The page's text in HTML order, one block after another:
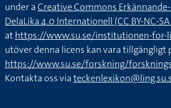
under aCreative Commons
DelaLika 4.0 Internationell (CC BY-NC-
athttps://www.su.se/institutionen-for-
utöver denna licens kan vara tillgängligt
https://www.su.se/forskning/
Kontakta oss via